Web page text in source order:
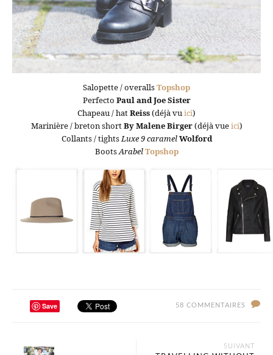
Salopette / overallsTopshop
Perfecto Paul and Joe Sister
Chapeau / hatReiss(déjà vuici)
Marinière / breton shortBy Malene Birger(déjà vueici)
Collants / tightsLuxe 9 caramelWolford
BootsArabelTopshop
Save 58 COMMENTAIRES
SUIVANT